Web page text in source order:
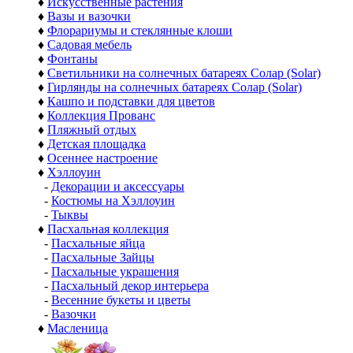
♦ Вазы и вазочки
♦ Флорариумы и стеклянные клоши
♦ Садовая мебель
♦ Фонтаны
♦ Светильники на солнечных батареях Солар (Solar)
♦ Гирлянды на солнечных батареях Солар (Solar)
♦ Кашпо и подставки для цветов
♦ Коллекция Прованс
♦ Пляжный отдых
♦ Детская площадка
♦ Осеннее настроение
♦ Хэллоуин
- Декорации и аксессуары
- Костюмы на Хэллоуин
- Тыквы
♦ Пасхальная коллекция
- Пасхальные яйца
- Пасхальные Зайцы
- Пасхальные украшения
- Пасхальный декор интерьера
- Весенние букеты и цветы
- Вазочки
♦ Масленица